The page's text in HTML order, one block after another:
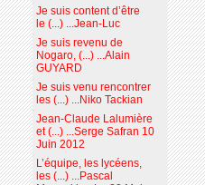
Je suis content d’être
le (...) ...Jean-Luc
Je suis revenu de
Nogaro, (...) ...Alain
GUYARD
Je suis venu rencontrer
les (...) ...Niko Tackian
Jean-Claude Lalumière
et (...) ...Serge Safran 10
Juin 2012
L’équipe, les lycéens,
les (...) ...Pascal